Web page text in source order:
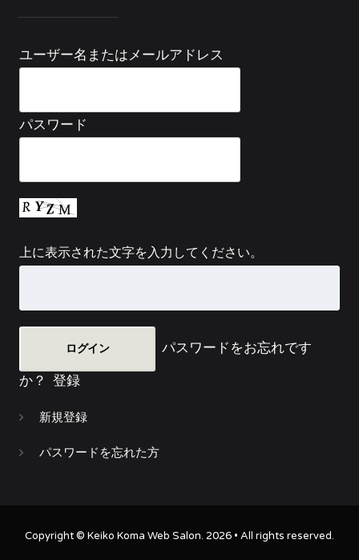
ユーザー名またはメールアドレス
パスワード
上に表示された文字を入力してください。
パスワードをお忘れです
か？ 登録
新規登録
パスワードを忘れた方
Copyright © Keiko Koma Web Salon. 2026 • All rights reserved.